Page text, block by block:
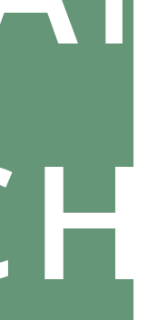
aber sicher
nimmt zu,
zu
bei.